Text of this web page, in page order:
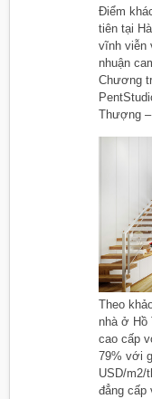
Điểm
tiên tại
vĩnh viễn
nhuận
Chương
Thượng
Theo
nhà ở Hồ
cao cấp
79% với
USD/m2/
đẳng cấp